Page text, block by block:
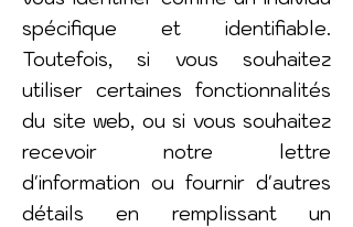
spécifique et identifiable.
Toutefois, si vous souhaitez
utiliser certaines fonctionnalités
du site web, ou si vous souhaitez
recevoir notre lettre
d'information ou fournir d'autres
détails en remplissant un